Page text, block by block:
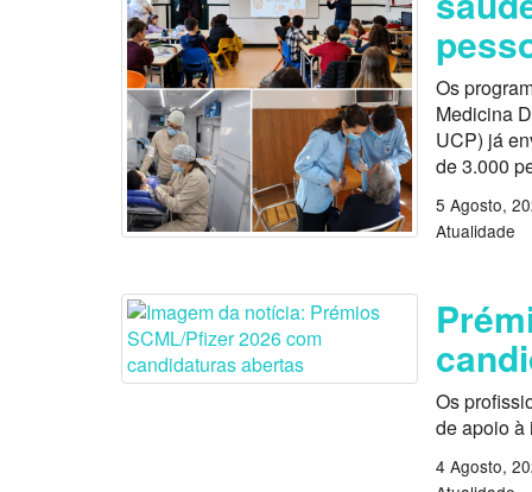
Os
Medicina
UCP) já
de 3.000
5 Agosto,
Atualidade
Os
de apoio à
4 Agosto,